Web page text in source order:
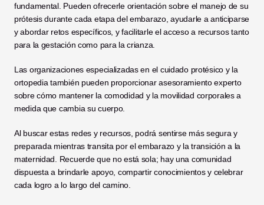
fundamental. Pueden ofrecerle orientación sobre el manejo de su
prótesis durante cada etapa del embarazo, ayudarle a anticiparse
y abordar retos específicos, y facilitarle el acceso a recursos tanto
para la gestación como para la crianza.
Las organizaciones especializadas en el cuidado protésico y la
ortopedia también pueden proporcionar asesoramiento experto
sobre cómo mantener la comodidad y la movilidad corporales a
medida que cambia su cuerpo.
Al buscar estas redes y recursos, podrá sentirse más segura y
preparada mientras transita por el embarazo y la transición a la
maternidad. Recuerde que no está sola; hay una comunidad
dispuesta a brindarle apoyo, compartir conocimientos y celebrar
cada logro a lo largo del camino.